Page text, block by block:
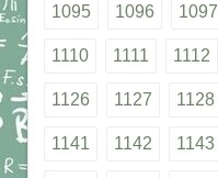
1095 1096 1097
1110 1111 1112
1126 1127 1128
1141 1142 1143